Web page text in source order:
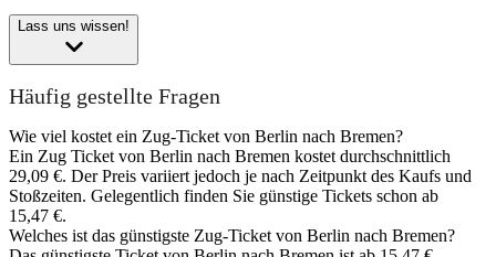
Lass uns wissen!
Häufig gestellte Fragen
Wie viel kostet ein Zug-Ticket von Berlin nach Bremen?
Ein Zug Ticket von Berlin nach Bremen kostet durchschnittlich
29,09 €. Der Preis variiert jedoch je nach Zeitpunkt des Kaufs und
Stoßzeiten. Gelegentlich finden Sie günstige Tickets schon ab
15,47 €.
Welches ist das günstigste Zug-Ticket von Berlin nach Bremen?